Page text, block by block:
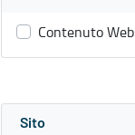
Contenuto Web
Sito